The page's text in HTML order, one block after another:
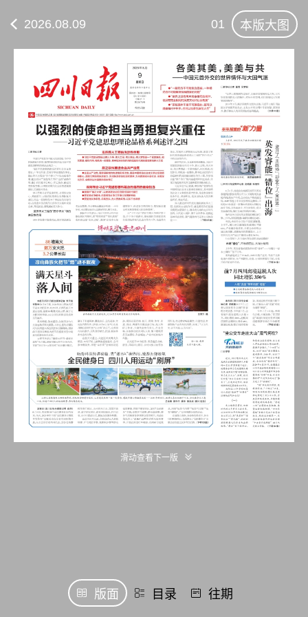
2026.08.09 01 本版大图
滑动查看下一版
版面 目录 往期